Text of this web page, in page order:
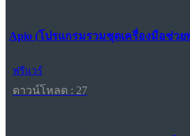
Apio (โปรแกรมรวมชุดเครื่องมือช่ว
ฟรีแวร์
ดาวน์โหลด : 27